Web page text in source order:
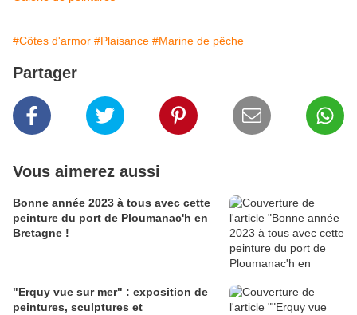
#Côtes d'armor #Plaisance #Marine de pêche
Partager
Vous aimerez aussi
Bonne année 2023 à tous avec cette
peinture du port de Ploumanac'h en
Bretagne !
"Erquy vue sur mer" : exposition de
peintures, sculptures et